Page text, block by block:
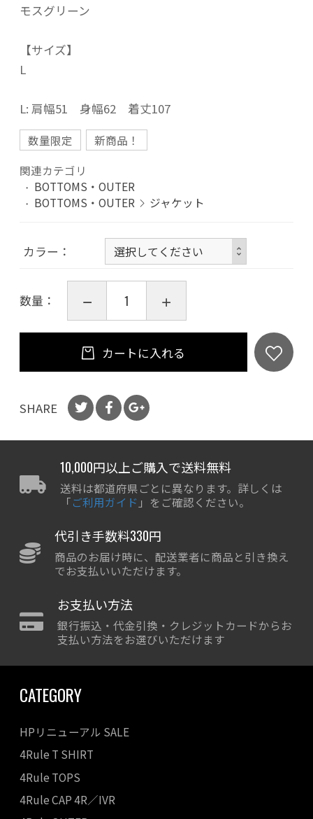
モスグリーン
【サイズ】
L
L: 肩幅51 身幅62 着丈107
数量限定
新商品！
関連カテゴリ
BOTTOMS・OUTER
BOTTOMS・OUTER
ジャケット
カラー
数量：
カートに入れる
SHARE
10,000円以上ご購入で送料無料
送料は都道府県ごとに異なります。詳しくは
「ご利用ガイド 」をご確認ください。
代引き手数料330円
商品のお届け時に、配送業者に商品と引き換え
でお支払いいただけます。
お支払い方法
銀行振込・代金引換・クレジットカードからお
支払い方法をお選びいただけます
CATEGORY
HPリニューアル SALE
4Rule T SHIRT
4Rule TOPS
4Rule CAP 4R／IVR